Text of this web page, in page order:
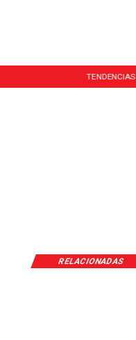
TENDENCIAS
RELACIONADAS